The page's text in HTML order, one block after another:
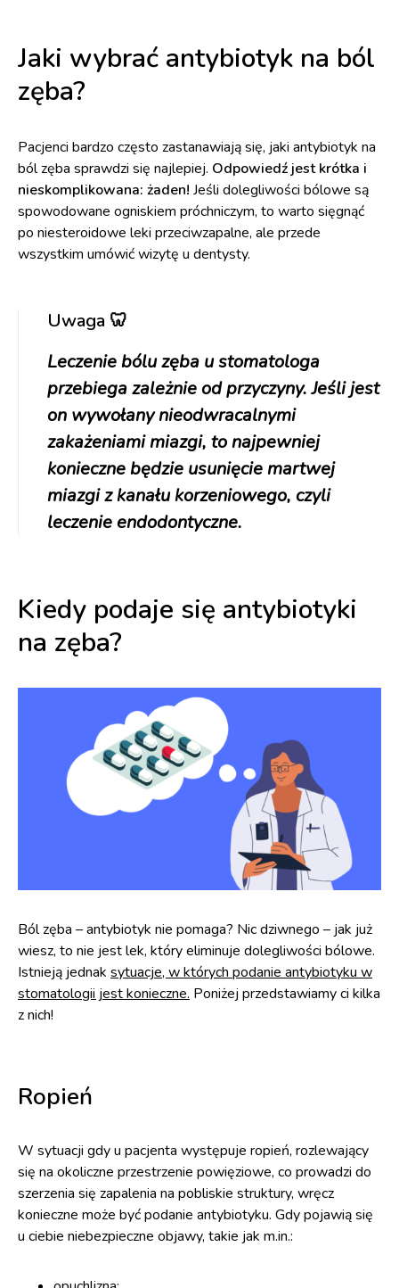
Jaki wybrać antybiotyk na ból
zęba?
Pacjenci bardzo często zastanawiają się, jaki antybiotyk na
ból zęba sprawdzi się najlepiej. Odpowiedź jest krótka i
nieskomplikowana: żaden! Jeśli dolegliwości bólowe są
spowodowane ogniskiem próchniczym, to warto sięgnąć
po niesteroidowe leki przeciwzapalne, ale przede
wszystkim umówić wizytę u dentysty.
Uwaga 🦷
Leczeniebólu zęba u stomatologa
przebiega zależnie od przyczyny. Jeśli jest
on wywołany nieodwracalnymi
zakażeniami miazgi, to najpewniej
konieczne będzie usunięcie martwej
miazgi z kanału korzeniowego, czyli
leczenie endodontyczne.
Kiedy podaje się antybiotyki
na zęba?
Ból zęba – antybiotyk nie pomaga? Nic dziwnego – jak już
wiesz, to nie jest lek, który eliminuje dolegliwości bólowe.
Istnieją jednak sytuacje, w których podanie antybiotyku w
stomatologii jest konieczne. Poniżej przedstawiamy ci kilka
z nich!
Ropień
W sytuacji gdy u pacjenta występuje ropień, rozlewający
się na okoliczne przestrzenie powięziowe, co prowadzi do
szerzenia się zapalenia na pobliskie struktury, wręcz
konieczne może być podanie antybiotyku. Gdy pojawią się
u ciebie niebezpieczne objawy, takie jak m.in.: